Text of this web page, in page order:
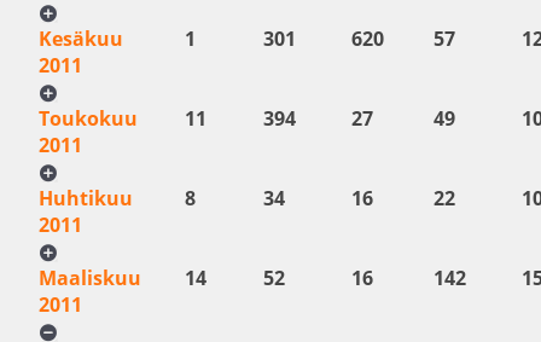
Kesäkuu
2011
1 301 620 57
Toukokuu
2011
11 394 27 49
Huhtikuu
2011
8 34 16 22
Maaliskuu
2011
14 52 16 142